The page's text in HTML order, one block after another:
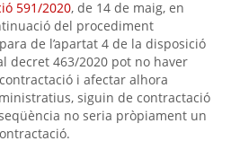
591/2020, de 14 de maig, en
del procediment
de l’apartat 4 de la disposició
decret 463/2020 pot no haver
i afectar alhora
siguin de contractació
no seria pròpiament un